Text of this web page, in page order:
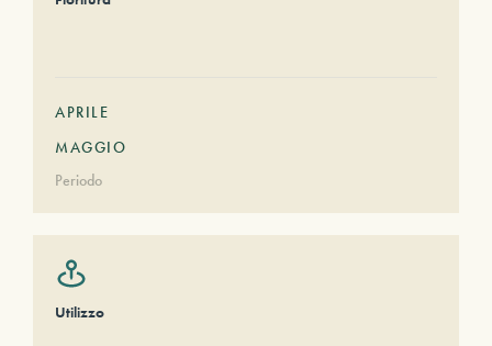
APRILE
MAGGIO
Periodo
Utilizzo